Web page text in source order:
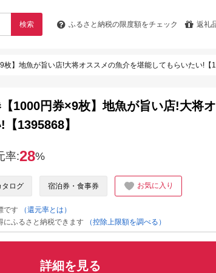
検索 ふるさと納税の限度額をチェック 返礼
】地魚が旨い店!大将オススメの魚介を堪能してもらいたい!【
1000円券×9枚】地魚が旨い店!大将
1395868】
率:28%
タログ 宿泊券・食事券 お気に入り
です
（還元率とは）
ふるさと納税できます
（控除上限額を調べる）
詳細を見る